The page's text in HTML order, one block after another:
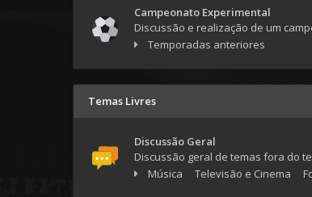
Campeonato Experimental
Discussão e realização de um
Temporadas anteriores
Temas Livres
Discussão Geral
Discussão geral de temas fora do
Música
Televisão e Cinema